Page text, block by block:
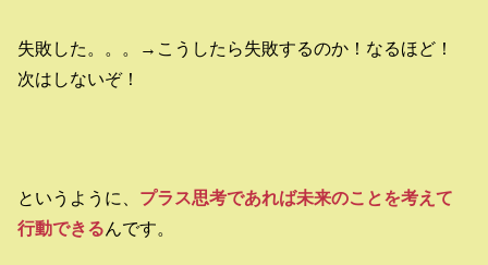
失敗した。。。→こうしたら失敗するのか！なるほど！
次はしないぞ！
というように、 プラス思考であれば未来のことを考えて
行動できるんです。